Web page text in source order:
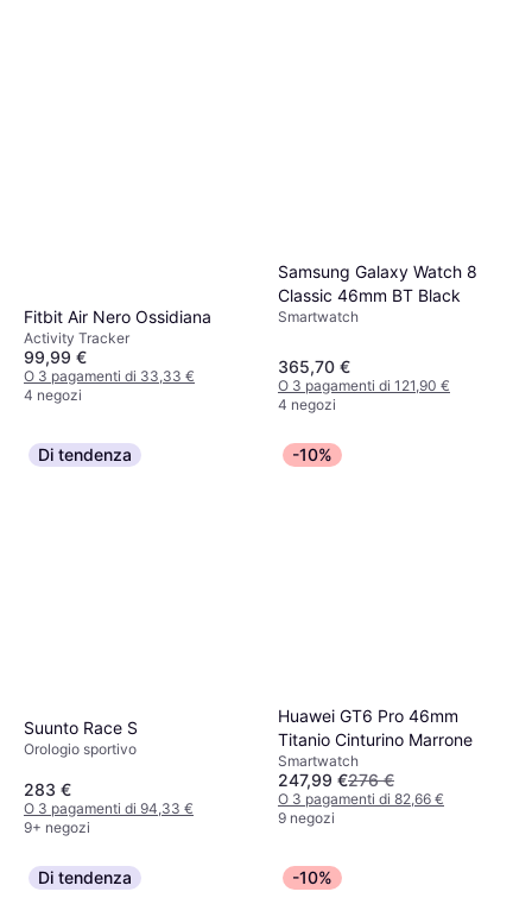
Fitbit Air Nero Ossidiana
Activity Tracker
99,99 €
O 3 pagamenti di 33,33 €
4 negozi
Samsung Galaxy Watch 8
Classic 46mm BT Black
Smartwatch
365,70 €
O 3 pagamenti di 121,90 €
4 negozi
Di tendenza
Suunto Race S
Orologio sportivo
283 €
O 3 pagamenti di 94,33 €
9+ negozi
-10%
Huawei GT6 Pro 46mm
Titanio Cinturino Marrone
Smartwatch
247,99 €276 €
O 3 pagamenti di 82,66 €
9 negozi
Di tendenza -10%